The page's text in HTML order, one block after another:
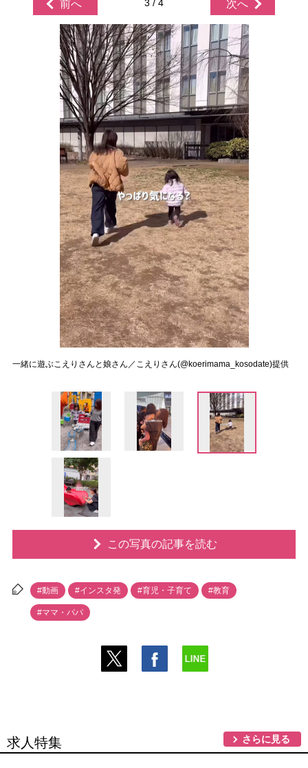
前へ 3 / 4 次へ
一緒に遊ぶこえりさんと娘さん／こえりさん(@koerimama_kosodate)提供
この写真の記事を読む
#動画 #インスタ発 #育児・子育て #教育
#ママ・パパ
求人特集 さらに見る